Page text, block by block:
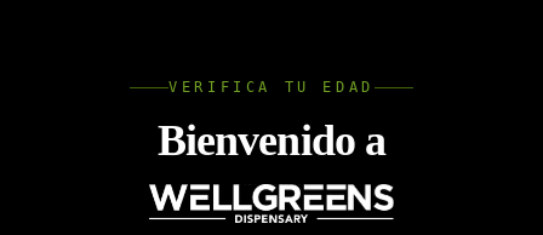
VERIFICA TU EDAD
Bienvenido a